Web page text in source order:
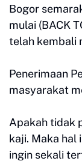
Bogor
mulai (BACK
telah kembali
Penerimaan
masyarakat
Apakah tidak
kaji. Maka hal
ingin sekali